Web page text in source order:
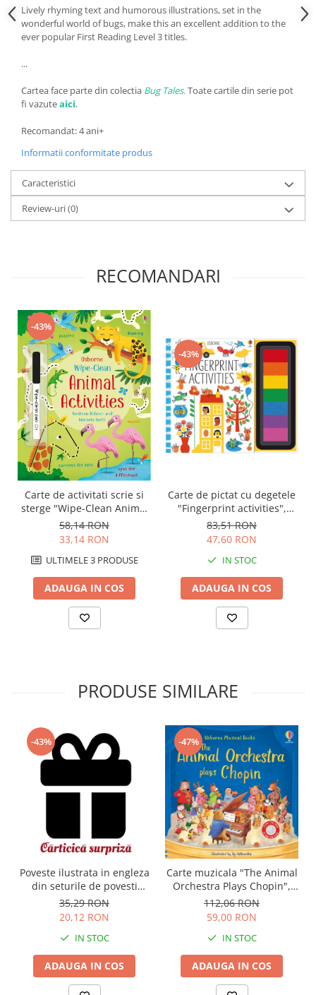
Lively rhyming text and humorous illustrations, set in the
wonderful world of bugs, make this an excellent addition to the
ever popular First Reading Level 3 titles.
...
Cartea face parte din colectia Bug Tales.Toate cartile din serie pot
fi vazuteaici.
Recomandat: 4 ani+
Informatii conformitate produs
Caracteristici
Review-uri(0)
RECOMANDARI
-43%
Carte de activitati scrie si
sterge "Wipe-Clean Animal
Activities", reutilizabila,
Usborne
58,14 RON
33,14 RON
ULTIMELE 3 PRODUSE
ADAUGA IN COS
-43%
Carte de pictat cu degetele
"Fingerprint activities",
Usborne
83,51 RON
47,60 RON
IN STOC
ADAUGA IN COS
PRODUSE SIMILARE
-43%
Poveste ilustrata in engleza
din seturile de povesti
Usborne
35,29 RON
20,12 RON
IN STOC
ADAUGA IN COS
-47%
Carte muzicala "The Animal
Orchestra Plays Chopin",
cartonata, Usborne
112,06 RON
59,00 RON
IN STOC
ADAUGA IN COS